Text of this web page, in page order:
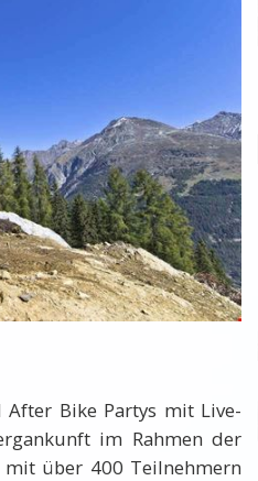
After Bike Partys mit Live-
im Rahmen der
mit über 400 Teilnehmern